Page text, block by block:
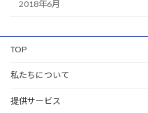
2018年6月
TOP
私たちについて
提供サービス